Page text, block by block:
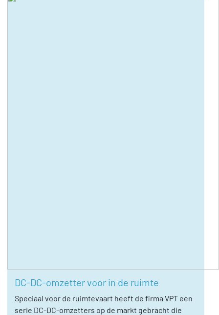
DC-DC-omzetter voor in de ruimte
Speciaal voor de ruimtevaart heeft de firma VPT een
serie DC-DC-omzetters op de markt gebracht die